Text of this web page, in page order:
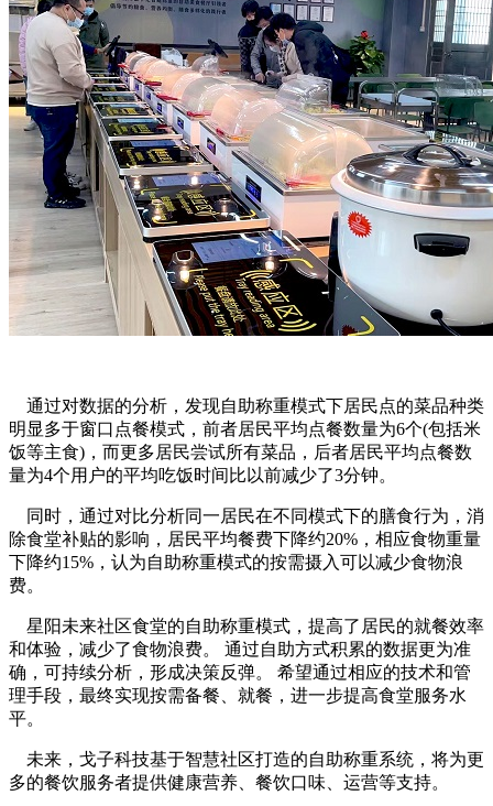
通过对数据的分析，发现自助称重模式下居民点的菜品种类
明显多于窗口点餐模式，前者居民平均点餐数量为6个(包括米
饭等主食)，而更多居民尝试所有菜品，后者居民平均点餐数
量为4个用户的平均吃饭时间比以前减少了3分钟。
同时，通过对比分析同一居民在不同模式下的膳食行为，消
除食堂补贴的影响，居民平均餐费下降约20%，相应食物重量
下降约15%，认为自助称重模式的按需摄入可以减少食物浪
费。
星阳未来社区食堂的自助称重模式，提高了居民的就餐效率
和体验，减少了食物浪费。 通过自助方式积累的数据更为准
确，可持续分析，形成决策反弹。 希望通过相应的技术和管
理手段，最终实现按需备餐、就餐，进一步提高食堂服务水
平。
未来，戈子科技基于智慧社区打造的自助称重系统，将为更
多的餐饮服务者提供健康营养、餐饮口味、运营等支持。